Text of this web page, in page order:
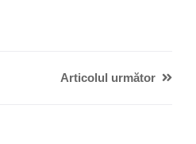
Articolul următor